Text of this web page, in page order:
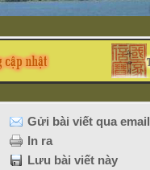
Gửi bài viết qua email
In ra
Lưu bài viết này